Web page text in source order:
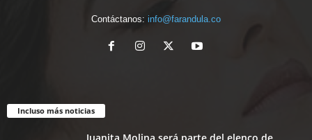
Contáctanos: info@farandula.co
Incluso más noticias